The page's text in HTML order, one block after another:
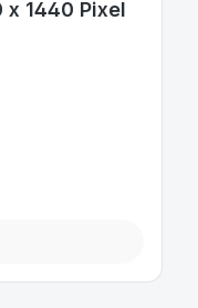
x 1440 Pixel